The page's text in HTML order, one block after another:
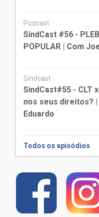
Podcast
SindCast #56 -
POPULAR | Com
Sindcast
SindCast#55 - CLT
nos seus direitos? |
Eduardo
Todos os episódios